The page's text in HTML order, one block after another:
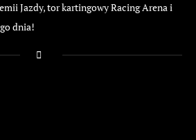
Jazdy, tor kartingowy Racing Arena i
dnia!